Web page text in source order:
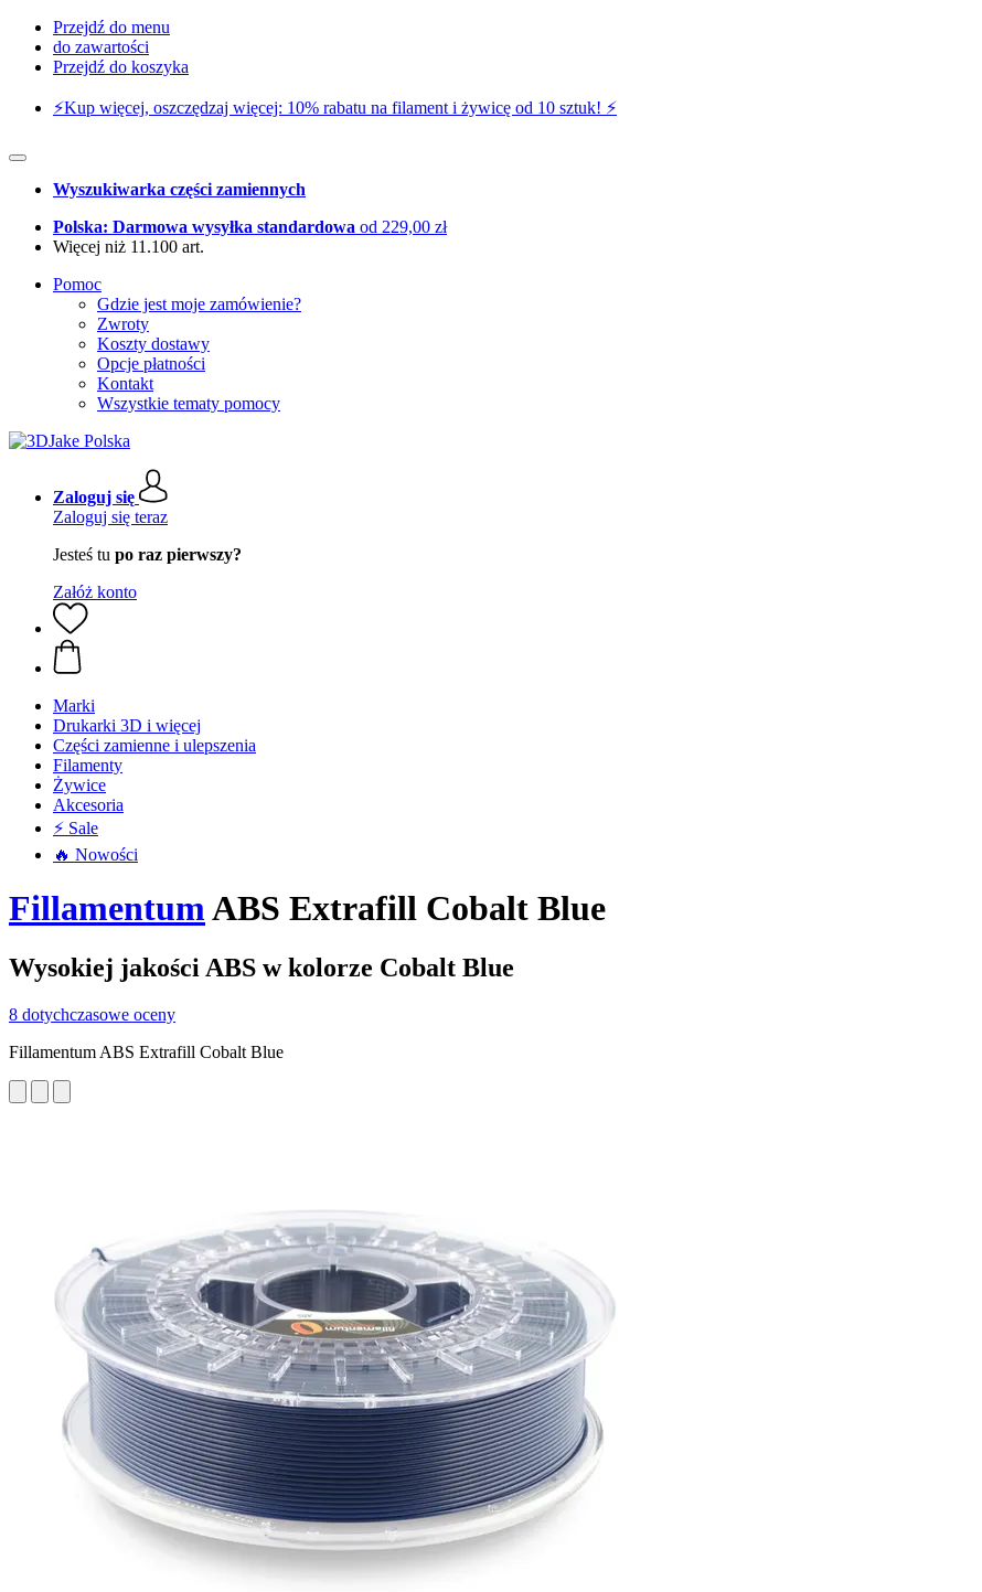
Przejdź do menu
do zawartości
Przejdź do koszyka
⚡️Kup więcej, oszczędzaj więcej: 10% rabatu na filament i żywicę od 10 sztuk! ⚡️
Wyszukiwarka części zamiennych
Polska: Darmowa wysyłka standardowa od 229,00 zł
Więcej niż 11.100 art.
Pomoc
Gdzie jest moje zamówienie?
Zwroty
Koszty dostawy
Opcje płatności
Kontakt
Wszystkie tematy pomocy
Zaloguj się
Zaloguj się teraz
Jesteś tu po raz pierwszy?
Załóż konto
Marki
Drukarki 3D i więcej
Części zamienne i ulepszenia
Filamenty
Żywice
Akcesoria
⚡ Sale
🔥 Nowości
FillamentumABS Extrafill Cobalt Blue
Wysokiej jakości ABS w kolorze Cobalt Blue
8 dotychczasowe oceny
Fillamentum ABS Extrafill Cobalt Blue